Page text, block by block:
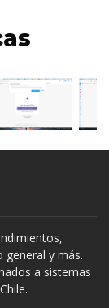
general y más.
a sistemas